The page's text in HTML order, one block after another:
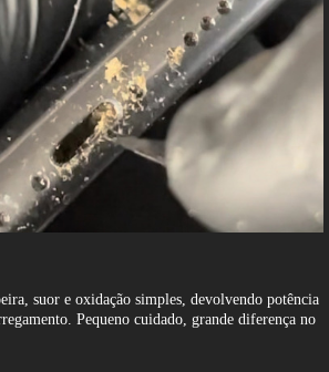
suor e oxidação simples, devolvendo potência
Pequeno cuidado, grande diferença no